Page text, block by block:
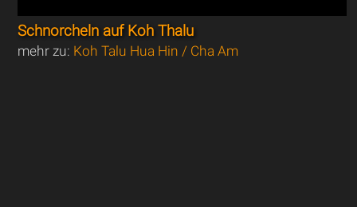
Schnorcheln auf Koh Thalu
mehr zu: Koh Talu Hua Hin / Cha Am